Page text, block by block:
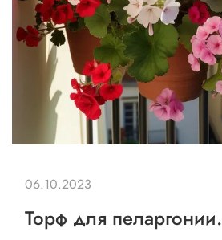
Торф для пеларгонии.
06.10.2023